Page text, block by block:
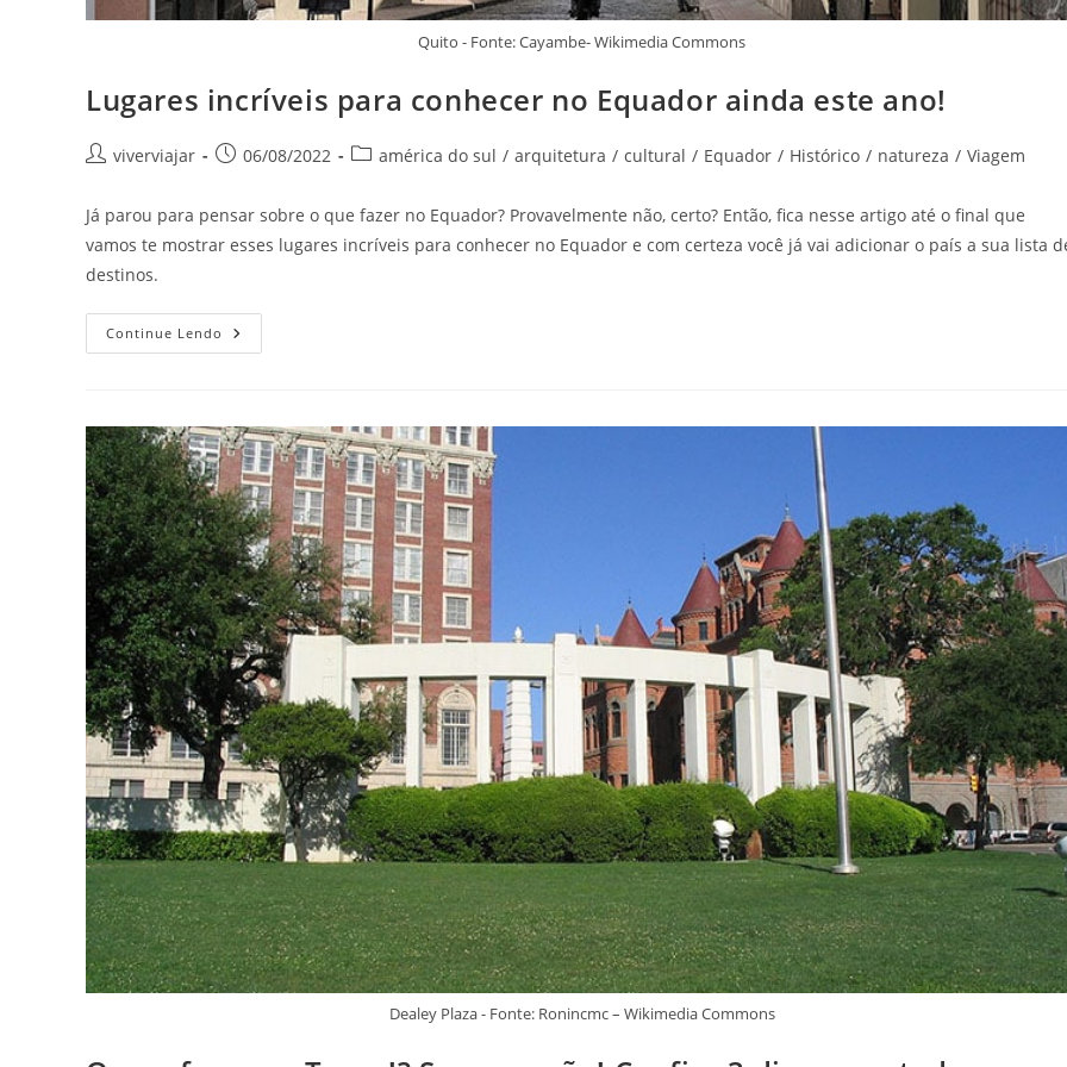
Quito - Fonte: Cayambe- Wikimedia Commons
Lugares incríveis para conhecer no Equador ainda este ano!
Autor
post:
viverviajar
Post06/08/2022
Categoria
post:
américa do sul / arquitetura / cultural / Equador / Histórico / natureza / Viagem
Já parou para pensar sobre o que fazer no Equador? Provavelmente não, certo? Então, fica nesse artigo até o final que
vamos te mostrar esses lugares incríveis para conhecer no Equador e com certeza você já vai adicionar o país a sua lista
destinos.
Continue Lendo Lugares
Incríveis
Ainda
Este
Ano!
Dealey Plaza - Fonte: Ronincmc – Wikimedia Commons